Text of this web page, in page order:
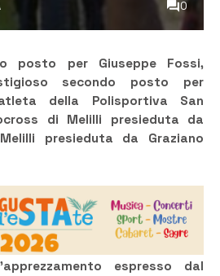
0
posto per Giuseppe Fossi,
secondo posto per
della Polisportiva San
di Melilli presieduta da
presieduta da Graziano
espresso dal